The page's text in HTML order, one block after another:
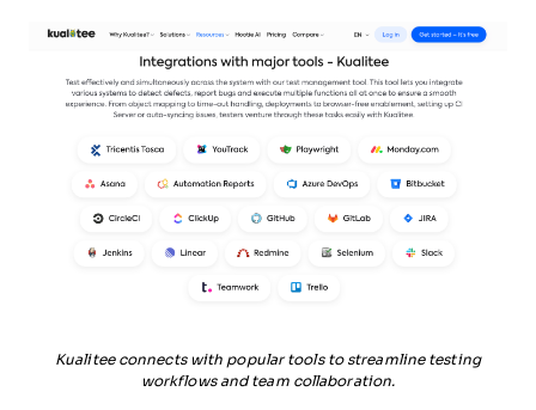
Kualitee connects with popular tools to streamline testing
workflows and team collaboration.